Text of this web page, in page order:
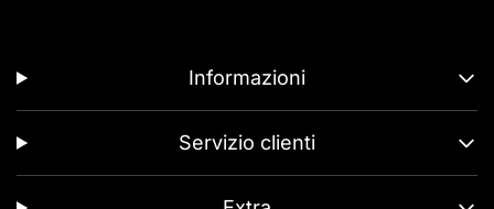
Informazioni
Servizio clienti